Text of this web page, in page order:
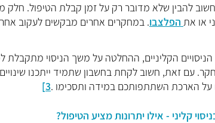
להבין שלא מדובר רק על זמן קבלת הטיפול. חלק
או את הפלצבו. במחקרים אחרים מבקשים לעקוב
הקליניים, ההחלטה על משך הניסוי
עם זאת, חשוב לקחת בחשבון שתמיד ייתכנו
על הארכת השתתפותכם במידה ותסכימו .3]